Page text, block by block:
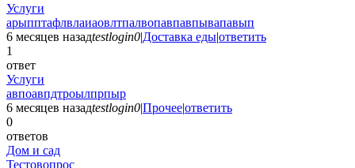
Услуги
арыпптафлвлаиаовлтпалвопавпавпывапавып
6 месяцев назадtestlogin0|Доставка еды|ответить
1
ответ
Услуги
авпоавпдтроылпрпыр
6 месяцев назадtestlogin0|Прочее|ответить
0
ответов
Дом и сад
Тестовопрос